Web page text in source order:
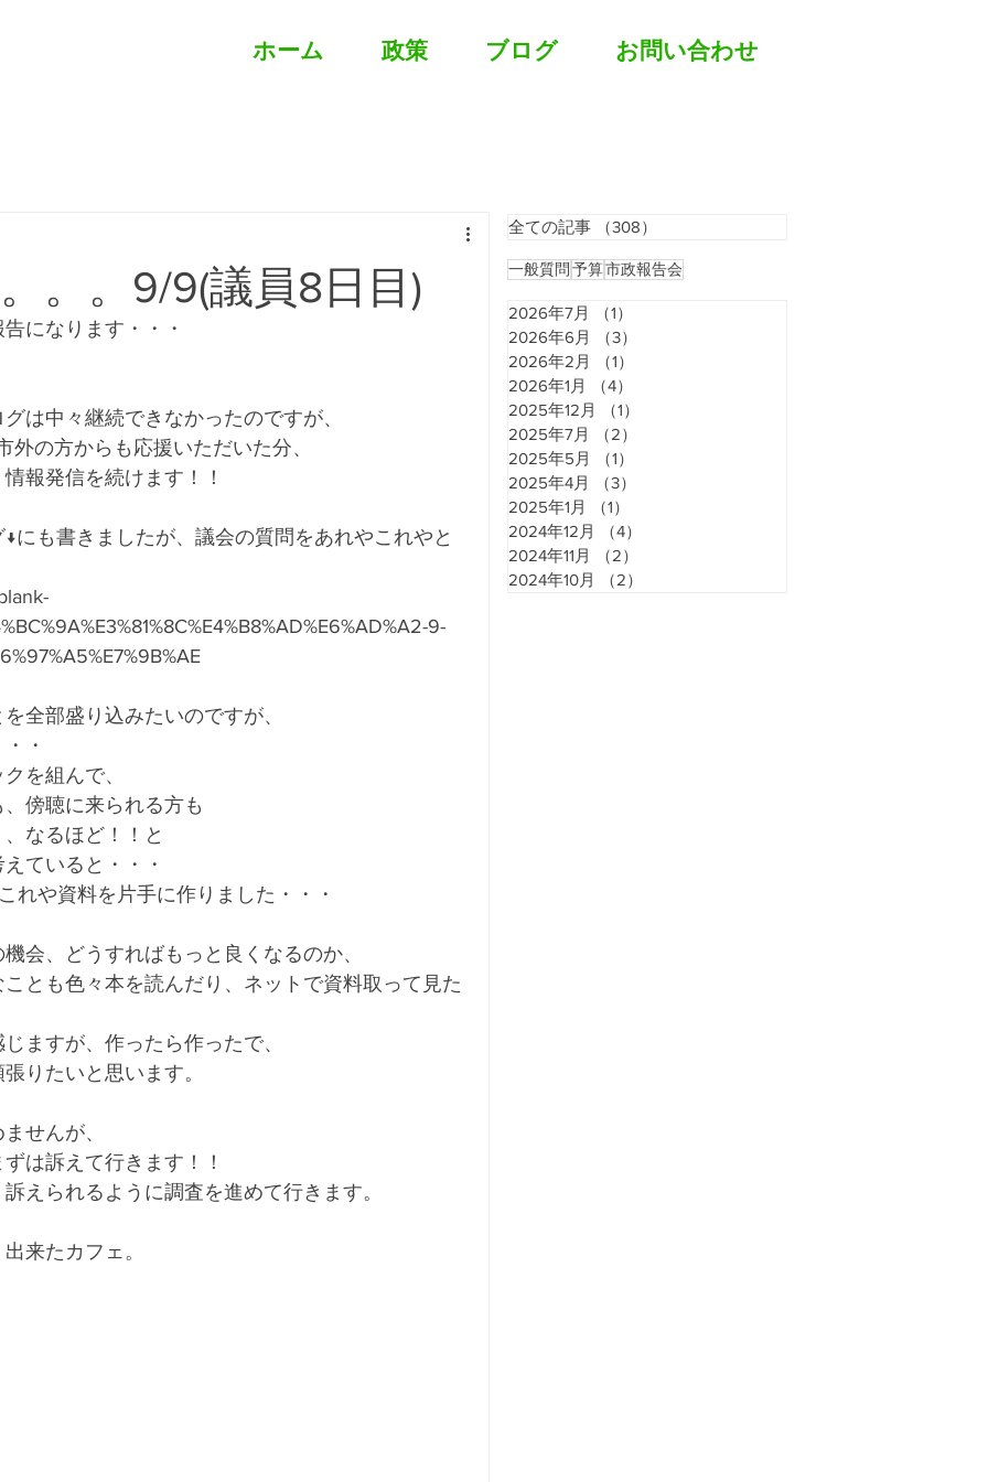
ホーム 政策 ブログ お問い合わせ
。。9/9(議員8日目)
になります・・・
は中々継続できなかったのですが、
外の方からも応援いただいた分、
報発信を続けます！！
にも書きましたが、議会の質問をあれやこれやと
9-
全部盛り込みたいのですが、
・
を組んで、
傍聴に来られる方も
なるほど！！と
ていると・・・
れや資料を片手に作りました・・・
会、どうすればもっと良くなるのか、
とも色々本を読んだり、ネットで資料取って見た
ますが、作ったら作ったで、
りたいと思います。
せんが、
は訴えて行きます！！
えられるように調査を進めて行きます。
来たカフェ。
全ての記事 （308）
一般質問 予算市政報告会
2026年7月 （1）
2026年6月
（3）
2026年2月
（1）
2026年1月
（4）
2025年12月
（1）
2025年7月
（2）
2025年5月
（1）
2025年4月
（3）
2025年1月
（1）
2024年12月
（4）
2024年11月
（2）
2024年10月
（2）